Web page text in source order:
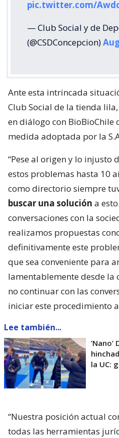
pic.twitter.com/
— Club Social y de
(@CSDConcepcion)
Ante esta intrincada
Club Social de la tienda lila,
en diálogo con BioBioChile
medida adoptada por la
“Pese al origen y lo injusto
estos problemas hasta 10
como directorio siempre
buscar una solución a
conversaciones con la
realizamos propuestas
definitivamente este
que sea conveniente para
lamentablemente desde la
no continuar con las
iniciar este procedimiento
Lee también...
la UC:
“Nuestra posición actual
todas las herramientas